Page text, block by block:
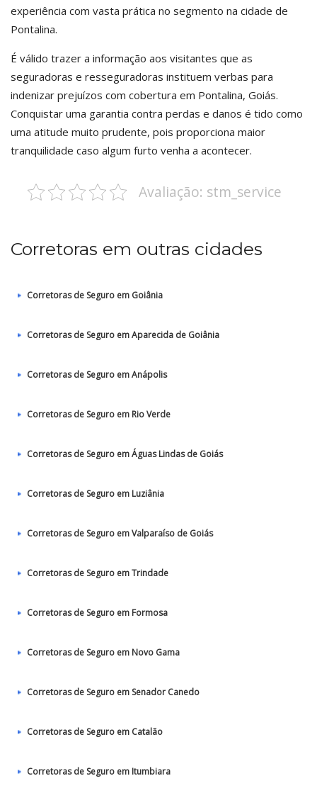
experiência com vasta prática no segmento na cidade de
Pontalina.
É válido trazer a informação aos visitantes que as
seguradoras e resseguradoras instituem verbas para
indenizar prejuízos com cobertura em Pontalina, Goiás.
Conquistar uma garantia contra perdas e danos é tido como
uma atitude muito prudente, pois proporciona maior
tranquilidade caso algum furto venha a acontecer.
Avaliação: stm_service
Corretoras em outras cidades
Corretoras de Seguro em Goiânia
Corretoras de Seguro em Aparecida de Goiânia
Corretoras de Seguro em Anápolis
Corretoras de Seguro em Rio Verde
Corretoras de Seguro em Águas Lindas de Goiás
Corretoras de Seguro em Luziânia
Corretoras de Seguro em Valparaíso de Goiás
Corretoras de Seguro em Trindade
Corretoras de Seguro em Formosa
Corretoras de Seguro em Novo Gama
Corretoras de Seguro em Senador Canedo
Corretoras de Seguro em Catalão
Corretoras de Seguro em Itumbiara